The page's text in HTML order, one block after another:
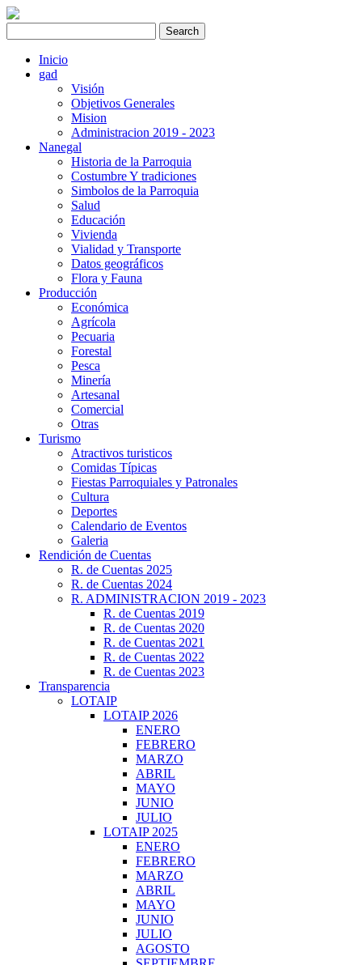
Inicio
gad
Visión
Objetivos Generales
Mision
Administracion 2019 - 2023
Nanegal
Historia de la Parroquia
Costumbre Y tradiciones
Simbolos de la Parroquia
Salud
Educación
Vivienda
Vialidad y Transporte
Datos geográficos
Flora y Fauna
Producción
Económica
Agrícola
Pecuaria
Forestal
Pesca
Minería
Artesanal
Comercial
Otras
Turismo
Atractivos turisticos
Comidas Típicas
Fiestas Parroquiales y Patronales
Cultura
Deportes
Calendario de Eventos
Galeria
Rendición de Cuentas
R. de Cuentas 2025
R. de Cuentas 2024
R. ADMINISTRACION 2019 - 2023
R. de Cuentas 2019
R. de Cuentas 2020
R. de Cuentas 2021
R. de Cuentas 2022
R. de Cuentas 2023
Transparencia
LOTAIP
LOTAIP 2026
ENERO
FEBRERO
MARZO
ABRIL
MAYO
JUNIO
JULIO
LOTAIP 2025
ENERO
FEBRERO
MARZO
ABRIL
MAYO
JUNIO
JULIO
AGOSTO